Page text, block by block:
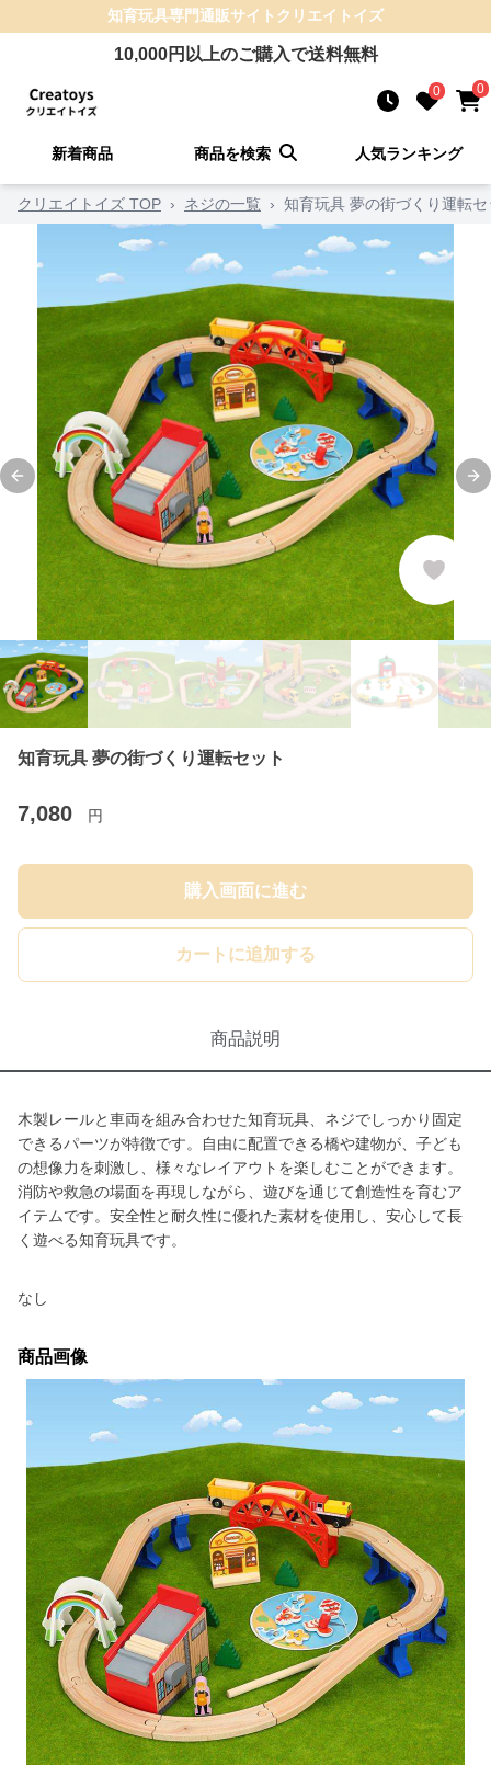
知育玩具専門通販サイト クリエイトイズ
10,000円以上のご購入で送料無料
0 0
新着商品 商品を検索 人気ランキング
クリエイトイズ TOP › ネジの一覧 › 知育玩具 夢の街づくり運転セ
Previous slide
知育玩具 夢の街づくり運転セット
7,080 円
購入画面に進む
カートに追加する
商品説明
木製レールと車両を組み合わせた知育玩具、ネジでしっかり固定
できるパーツが特徴です。自由に配置できる橋や建物が、子ども
の想像力を刺激し、様々なレイアウトを楽しむことができます。
消防や救急の場面を再現しながら、遊びを通じて創造性を育むア
イテムです。安全性と耐久性に優れた素材を使用し、安心して長
く遊べる知育玩具です。
なし
商品画像